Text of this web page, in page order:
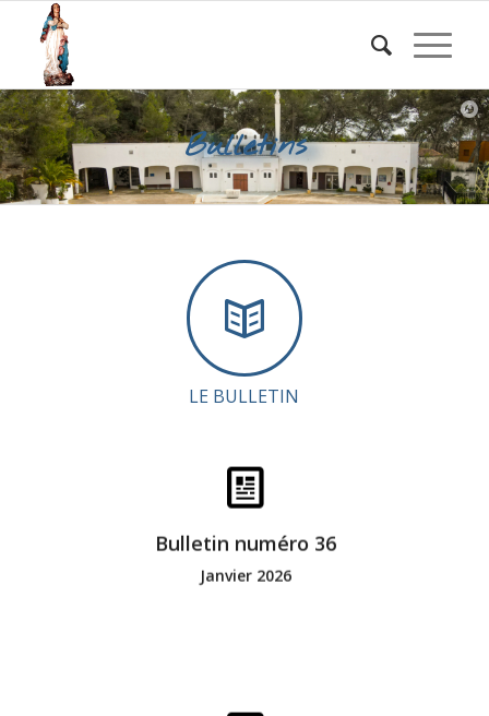
Bulletins
LE BULLETIN
Bulletin numéro 36
Janvier 2026
Le contenu de la grille va ici